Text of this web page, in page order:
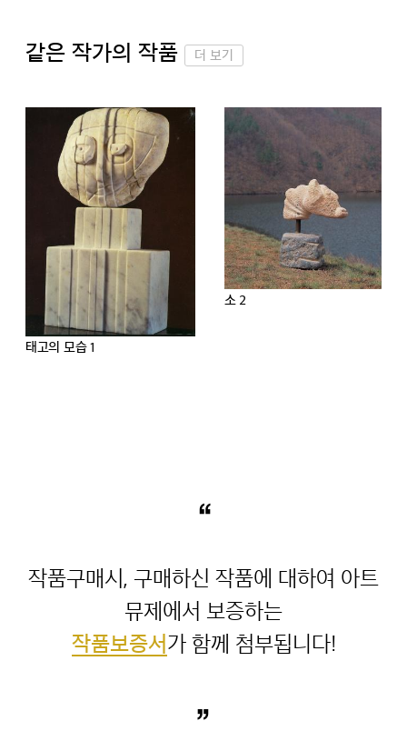
같은 작가의 작품 더 보기
태고의 모습 1
소 2
“
작품구매시, 구매하신 작품에 대하여 아트
작품보증서
”